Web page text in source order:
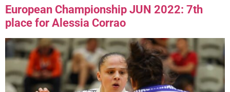
European Championship JUN 2022: 7th
place for Alessia Corrao